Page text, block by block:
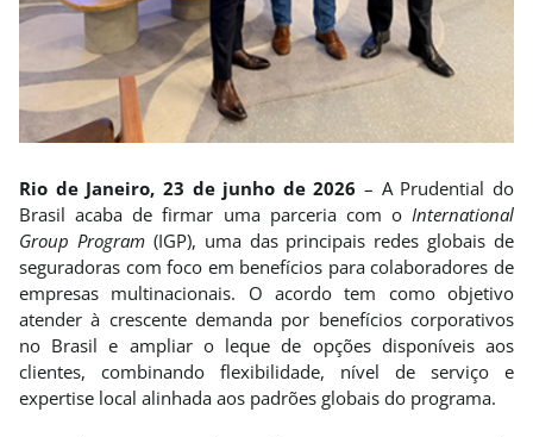
Rio de Janeiro, 23 de junho de 2026 – A Prudential do
Brasil acaba de firmar uma parceria com o International
Group Program(IGP), uma das principais redes globais de
seguradoras com foco em benefícios para colaboradores de
empresas multinacionais. O acordo tem como objetivo
atender à crescente demanda por benefícios corporativos
no Brasil e ampliar o leque de opções disponíveis aos
clientes, combinando flexibilidade, nível de serviço e
expertise local alinhada aos padrões globais do programa.